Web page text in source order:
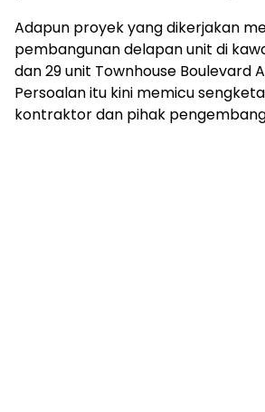
Adapun proyek yang dikerjakan
pembangunan delapan unit di
dan 29 unit Townhouse Boulevard
Persoalan itu kini memicu
kontraktor dan pihak